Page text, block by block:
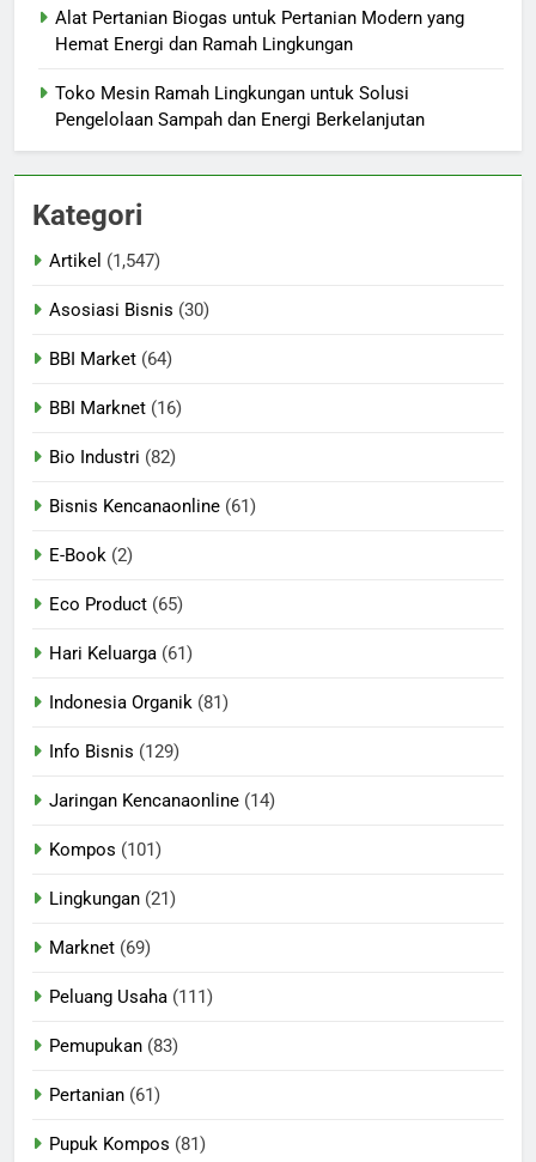
Alat Pertanian Biogas untuk Pertanian Modern yang
Hemat Energi dan Ramah Lingkungan
Toko Mesin Ramah Lingkungan untuk Solusi
Pengelolaan Sampah dan Energi Berkelanjutan
Kategori
Artikel (1,547)
Asosiasi Bisnis (30)
BBI Market (64)
BBI Marknet (16)
Bio Industri (82)
Bisnis Kencanaonline (61)
E-Book (2)
Eco Product (65)
Hari Keluarga (61)
Indonesia Organik (81)
Info Bisnis (129)
Jaringan Kencanaonline (14)
Kompos (101)
Lingkungan (21)
Marknet (69)
Peluang Usaha (111)
Pemupukan (83)
Pertanian (61)
Pupuk Kompos (81)